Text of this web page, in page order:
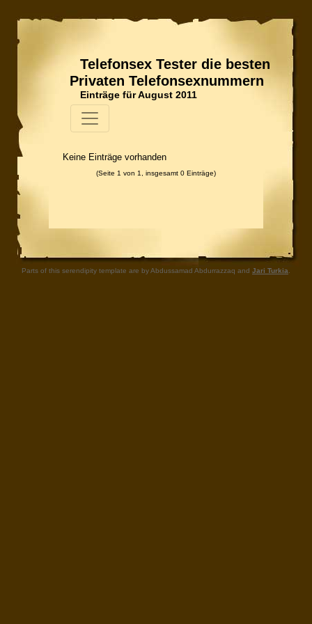
Telefonsex Tester die besten
Privaten Telefonsexnummern
Einträge für August 2011
Keine Einträge vorhanden
(Seite 1 von 1, insgesamt 0 Einträge)
Parts of this serendipity template are by Abdussamad Abdurrazzaq and Jari Turkia